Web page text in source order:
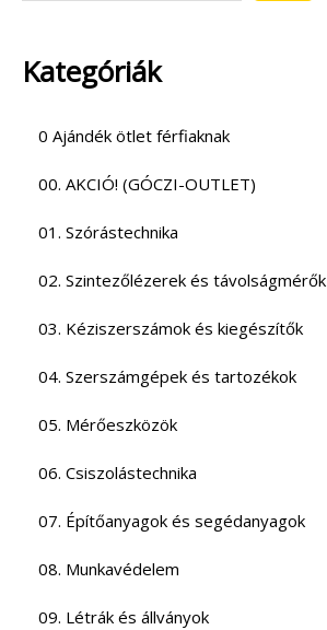
Kategóriák
0 Ajándék ötlet férfiaknak
00. AKCIÓ! (GÓCZI-OUTLET)
01. Szórástechnika
02. Szintezőlézerek és távolságmérők
03. Kéziszerszámok és kiegészítők
04. Szerszámgépek és tartozékok
05. Mérőeszközök
06. Csiszolástechnika
07. Építőanyagok és segédanyagok
08. Munkavédelem
09. Létrák és állványok